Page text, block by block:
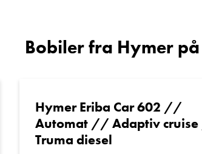
luftvarmegir jevn og behagelig varme i
trygghet.
B 654 CL?
E-post
Bobiler fra Hymer
Hymer Eriba Car 602 //
Automat // Adaptiv
Truma diesel